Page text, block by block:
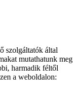
szolgáltatók által
mutathatunk meg
harmadik féltől
a weboldalon: